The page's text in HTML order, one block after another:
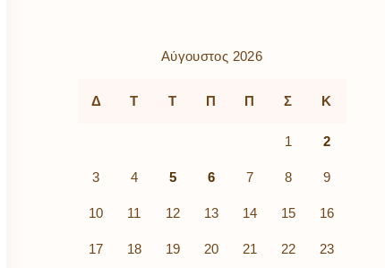
Αύγουστος 2026
Δ Τ Τ Π Π Σ Κ
1 2
3 4 5 6 7 8 9
10 11 12 13 14 15 16
17 18 19 20 21 22 23